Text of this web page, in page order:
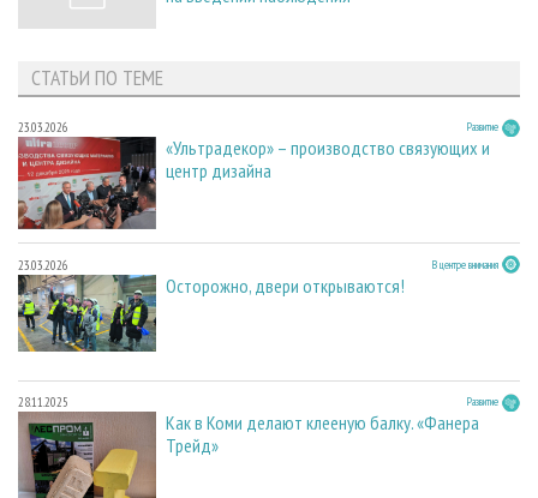
СТАТЬИ ПО ТЕМЕ
23.03.2026 Развитие
«Ультрадекор» – производство связующих и
центр дизайна
23.03.2026 В центре внимания
Осторожно, двери открываются!
28.11.2025 Развитие
Как в Коми делают клееную балку. «Фанера
Трейд»